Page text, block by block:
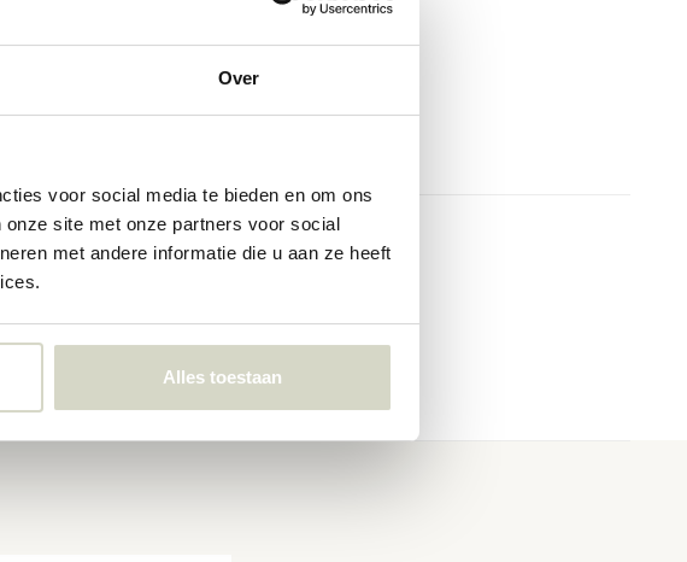
Over
voor social media te bieden en om ons
site met onze partners voor social
met andere informatie die u aan ze heeft
Alles toestaan